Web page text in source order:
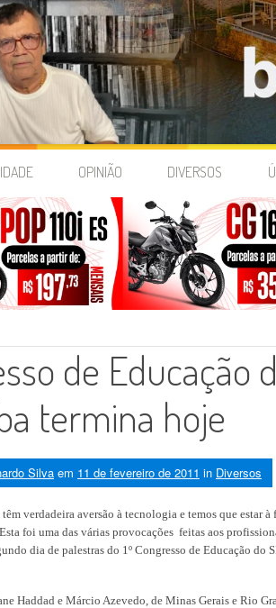
OPINIÃO DIVERSOS
de Educação
termina hoje
Silva em 11 de fevereiro de 2011 in Diversos
verdadeira aversão à tecnologia e temos que estar à
foi uma das várias provocações feitas aos
dia de palestras do 1º Congresso de Educação do
Haddad e Márcio Azevedo, de Minas Gerais e Rio